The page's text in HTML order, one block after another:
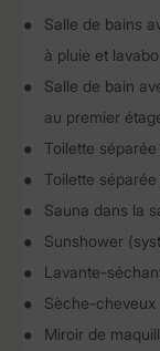
Salle de bains
à pluie et lavabo
Salle de bain
au premier
Toilette
Toilette
Sauna dans la
Sunshower
Lavante-
Sèche-cheveux
Miroir de